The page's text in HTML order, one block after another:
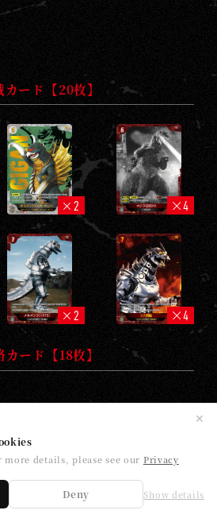
details, please see our Privacy
Deny Show details
✕
カード【20枚】
2 4
2 4
カード【18枚】
1